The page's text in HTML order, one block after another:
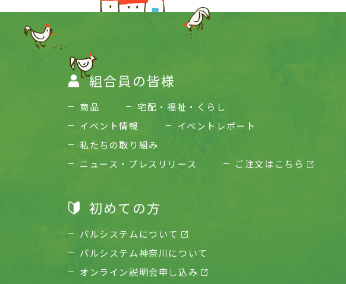
組合員の皆様
商品
宅配・福祉・くらし
イベント情報
イベントレポート
私たちの取り組み
ニュース・プレスリリース
ご注文はこちら
初めての方
パルシステムについて
パルシステム神奈川について
オンライン説明会申し込み